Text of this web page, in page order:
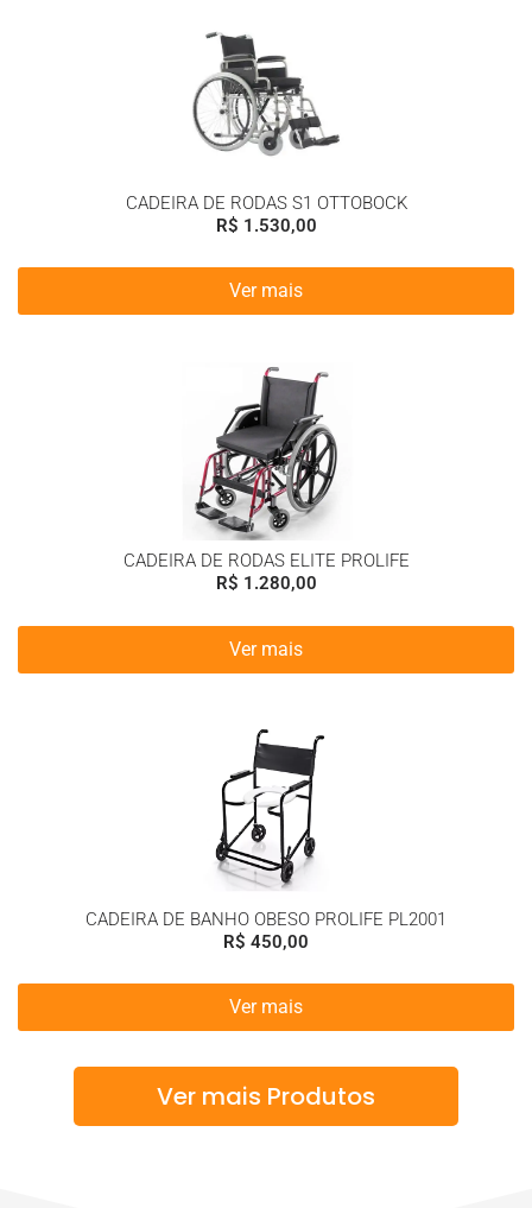
CADEIRA DE RODAS S1 OTTOBOCK
R$ 1.530,00
Ver mais
CADEIRA DE RODAS ELITE PROLIFE
R$ 1.280,00
Ver mais
CADEIRA DE BANHO OBESO PROLIFE PL2001
R$ 450,00
Ver mais
Ver mais Produtos